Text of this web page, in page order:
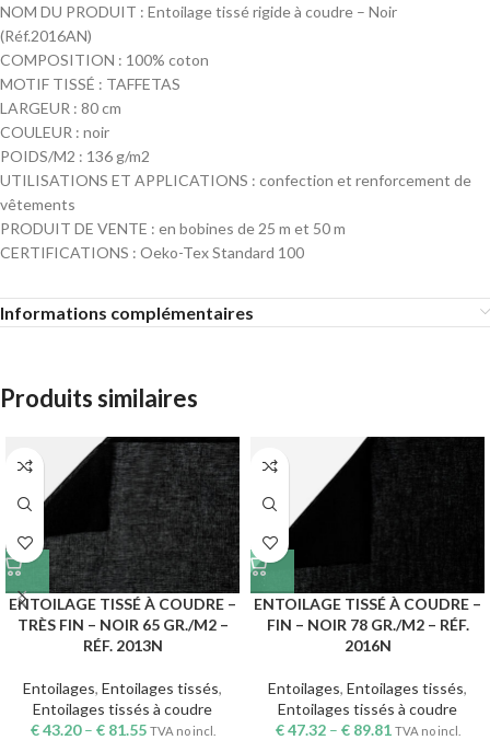
NOM DU PRODUIT : Entoilage tissé rigide à coudre – Noir
(Réf.2016AN)
COMPOSITION : 100% coton
MOTIF TISSÉ : TAFFETAS
LARGEUR : 80 cm
COULEUR : noir
POIDS/M2 : 136 g/m2
UTILISATIONS ET APPLICATIONS : confection et renforcement de
vêtements
PRODUIT DE VENTE : en bobines de 25 m et 50 m
CERTIFICATIONS : Oeko-Tex Standard 100
Informations complémentaires
Produits similaires
ENTOILAGE TISSÉ À COUDRE –
TRÈS FIN – NOIR 65 GR./M2 –
RÉF. 2013N
Entoilages, Entoilages tissés,
Entoilages tissés à coudre
€43.20– €81.55 TVA no incl.
ENTOILAGE TISSÉ À COUDRE –
FIN – NOIR 78 GR./M2 – RÉF.
2016N
Entoilages, Entoilages tissés,
Entoilages tissés à coudre
€47.32– €89.81 TVA no incl.